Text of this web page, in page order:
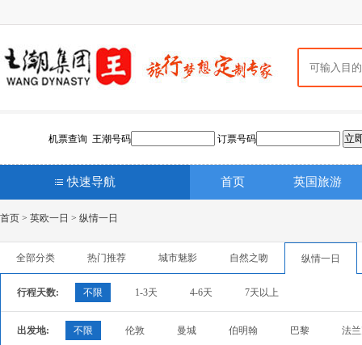
机票查询 王潮号码 订票号码
快速导航 首页 英国旅游
首页 > 英欧一日 > 纵情一日
全部分类 热门推荐 城市魅影 自然之吻 纵情一日
行程天数: 不限 1-3天 4-6天 7天以上
出发地: 不限 伦敦 曼城 伯明翰 巴黎
法